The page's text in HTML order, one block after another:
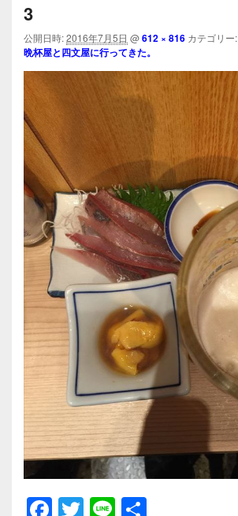
3
公開日時:2016年7月5日 @612 × 816 カテゴリー:
晩杯屋と四文屋に行ってきた。